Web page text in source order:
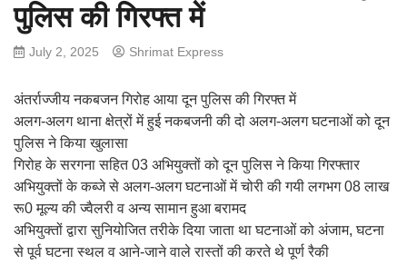
पुलिस की गिरफ्त में
July 2, 2025 Shrimat Express
अंतर्राज्जीय नकबजन गिरोह आया दून पुलिस की गिरफ्त में
अलग-अलग थाना क्षेत्रों में हुई नकबजनी की दो अलग-अलग घटनाओं को दून
पुलिस ने किया खुलासा
गिरोह के सरगना सहित 03 अभियुक्तों को दून पुलिस ने किया गिरफ्तार
अभियुक्तों के कब्जे से अलग-अलग घटनाओं में चोरी की गयी लगभग 08 लाख
रू0 मूल्य की ज्वैलरी व अन्य सामान हुआ बरामद
अभियुक्तों द्वारा सुनियोजित तरीके दिया जाता था घटनाओं को अंजाम, घटना
से पूर्व घटना स्थल व आने-जाने वाले रास्तों की करते थे पूर्ण रैकी